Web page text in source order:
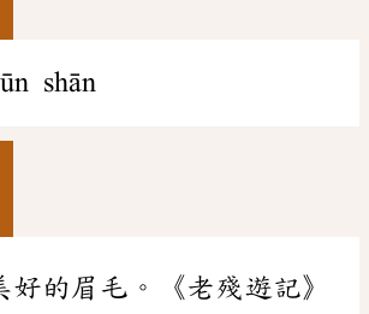
shān
好的眉毛。《老殘遊記》